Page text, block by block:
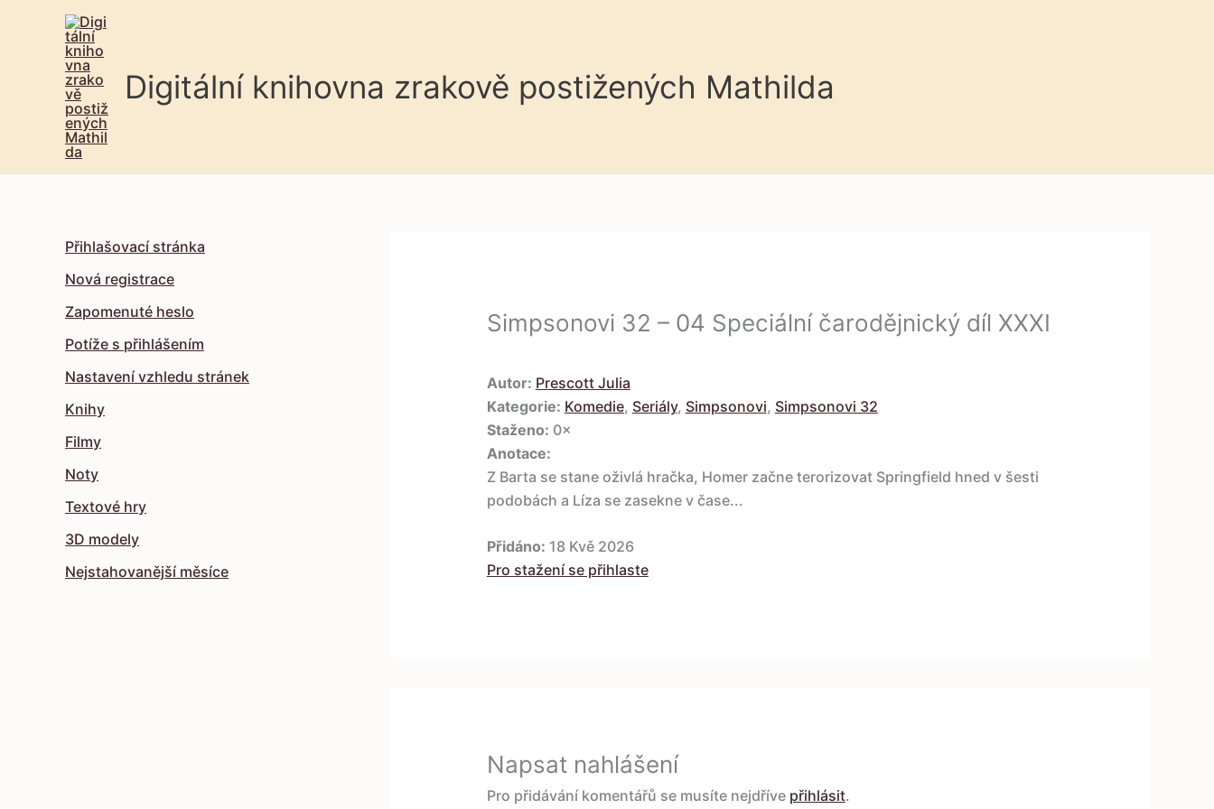
Digitální knihovna zrakově postižených Mathilda
Přihlašovací stránka
Nová registrace
Zapomenuté heslo
Potíže s přihlášením
Nastavení vzhledu stránek
Knihy
Filmy
Noty
Textové hry
3D modely
Nejstahovanější měsíce
Simpsonovi 32 – 04 Speciální čarodějnický díl XXXI
Autor: Prescott Julia
Kategorie: Komedie, Seriály, Simpsonovi, Simpsonovi 32
Staženo: 0×
Anotace:
Z Barta se stane oživlá hračka, Homer začne terorizovat Springfield hned v šesti
podobách a Líza se zasekne v čase...
Přidáno: 18 Kvě 2026
Pro stažení se přihlaste
Napsat nahlášení
Pro přidávání komentářů se musíte nejdříve přihlásit.